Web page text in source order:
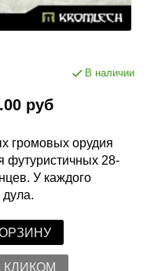
В наличии
руб
громовых орудия
футуристичных 28-
У каждого
дула.
КЛИКОМ